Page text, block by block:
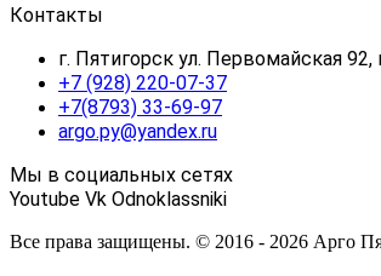
Контакты
г. Пятигорск ул. Первомайская 92,
+7 (928) 220-07-37
+7(8793) 33-69-97
argo.py@yandex.ru
Мы в социальных сетях
Youtube Vk Odnoklassniki
Все права защищены. © 2016 - 2026 Арго